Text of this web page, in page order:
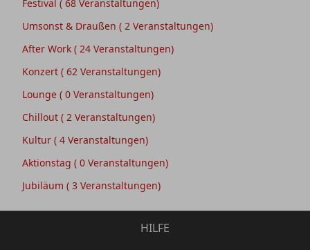
Festival ( 68 Veranstaltungen)
Umsonst & Draußen ( 2 Veranstaltungen)
After Work ( 24 Veranstaltungen)
Konzert ( 62 Veranstaltungen)
Lounge ( 0 Veranstaltungen)
Chillout ( 2 Veranstaltungen)
Kultur ( 4 Veranstaltungen)
Aktionstag ( 0 Veranstaltungen)
Jubiläum ( 3 Veranstaltungen)
HILFE